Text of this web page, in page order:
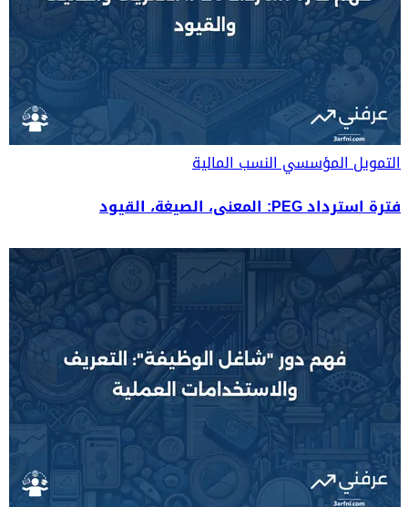
التمويل المؤسسيالنسب المالية
فترة استرداد PEG: المعنى، الصيغة، القيود